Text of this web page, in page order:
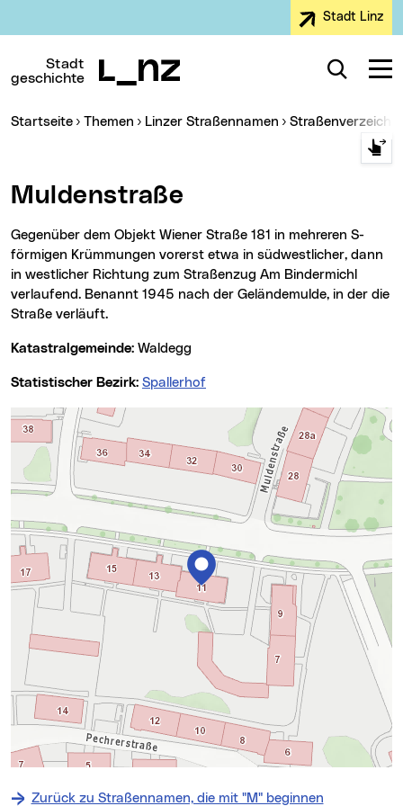
Stadt Linz
Stadt
geschichte
Suche
Sie sind hier:
Startseite Themen Linzer Straßennamen
Muldenstraße
Gegenüber dem Objekt Wiener Straße 181 in mehreren S-
förmigen Krümmungen vorerst etwa in südwestlicher, dann
in westlicher Richtung zum Straßenzug Am Bindermichl
verlaufend. Benannt 1945 nach der Geländemulde, in der die
Straße verläuft.
Katastralgemeinde: Waldegg
Statistischer Bezirk: Spallerhof
Karte überspringen
Zurück zu Straßennamen, die mit "M" beginnen